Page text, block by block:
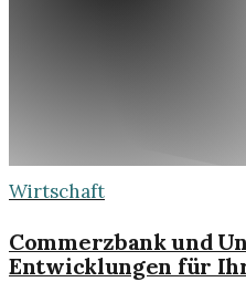
Wirtschaft
Commerzbank und
Entwicklungen für